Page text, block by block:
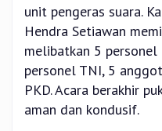
unit pengeras suara.
Hendra Setiawan
melibatkan 5 personel
personel TNI, 5
PKD. Acara berakhir
aman dan kondusif.